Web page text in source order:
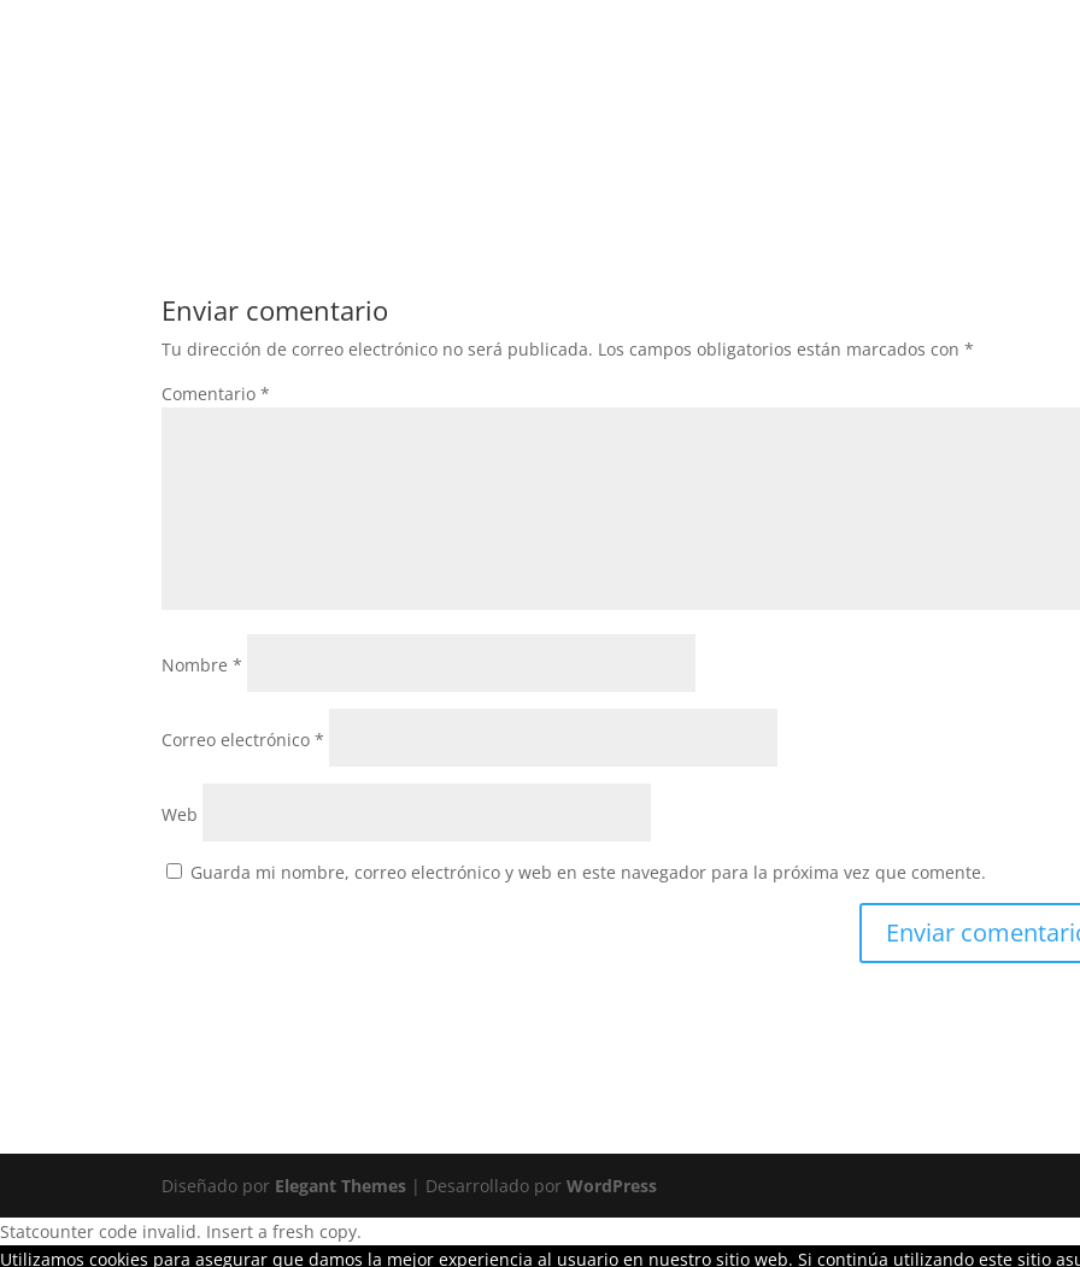
Enviar comentario
Tu dirección de correo electrónico no será publicada. Los campos obligatorios están marcados con*
Comentario*
Nombre*
Correo electrónico*
Web
Guarda mi nombre, correo electrónico y web en este navegador para la próxima vez que comente.
Diseñado por Elegant Themes | Desarrollado porWordPress
Statcounter code invalid. Insert a fresh copy.
Utilizamos cookies para asegurar que damos la mejor experiencia al usuario en nuestro sitio web. Si continúa utilizando este sitio